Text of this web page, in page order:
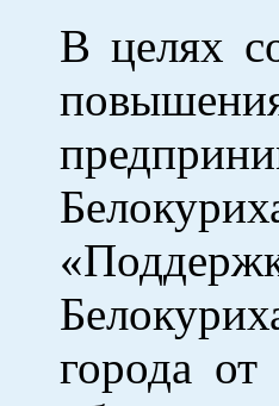
В целях
города